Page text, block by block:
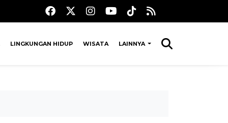
LINGKUNGAN HIDUP WISATA LAINNYA